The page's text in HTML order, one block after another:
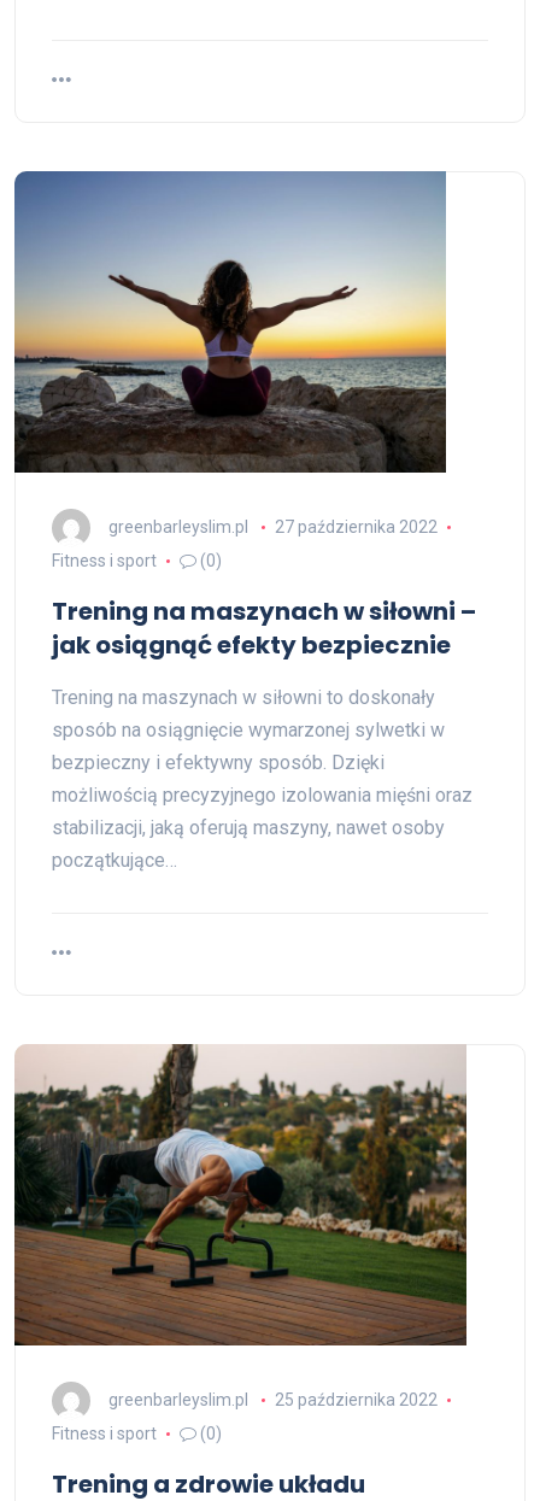
greenbarleyslim.pl
27 października 2022
Fitness i sport
(0)
Trening na maszynach w siłowni –
jak osiągnąć efekty bezpiecznie
Trening na maszynach w siłowni to doskonały
sposób na osiągnięcie wymarzonej sylwetki w
bezpieczny i efektywny sposób. Dzięki
możliwością precyzyjnego izolowania mięśni oraz
stabilizacji, jaką oferują maszyny, nawet osoby
początkujące…
greenbarleyslim.pl
25 października 2022
Fitness i sport
(0)
Trening a zdrowie układu